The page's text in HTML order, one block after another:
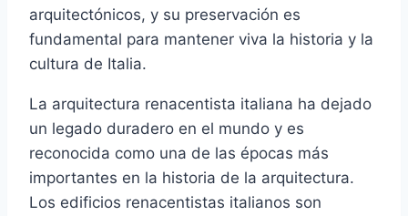
arquitectónicos, y su preservación es
fundamental para mantener viva la historia y la
cultura de Italia.
La arquitectura renacentista italiana ha dejado
un legado duradero en el mundo y es
reconocida como una de las épocas más
importantes en la historia de la arquitectura.
Los edificios renacentistas italianos son